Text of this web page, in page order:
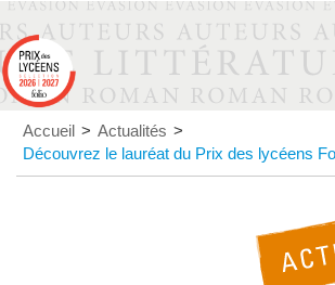
Accueil > Actualités >
Découvrez le lauréat du Prix des lycéens